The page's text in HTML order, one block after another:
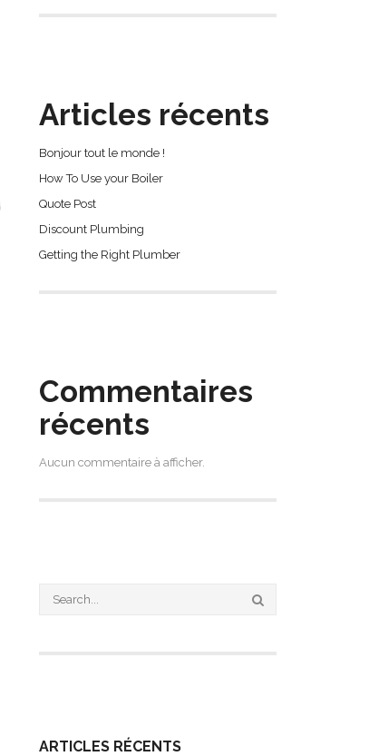
Articles récents
Bonjour tout le monde !
How To Use your Boiler
Quote Post
Discount Plumbing
Getting the Right Plumber
Commentaires
récents
Aucun commentaire à afficher.
ARTICLES RÉCENTS